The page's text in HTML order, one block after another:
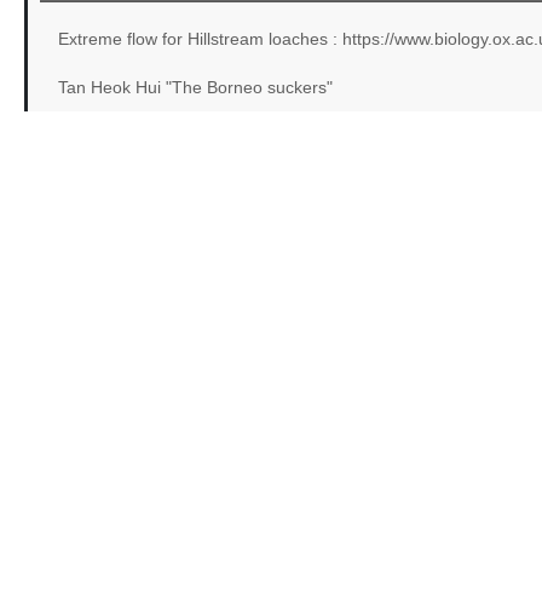
Extreme flow for Hillstream loaches : https://
Tan Heok Hui "The Borneo suckers"